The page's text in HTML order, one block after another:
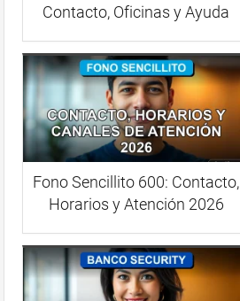
Contacto, Oficinas y Ayuda
Fono Sencillito 600: Contacto,
Horarios y Atención 2026